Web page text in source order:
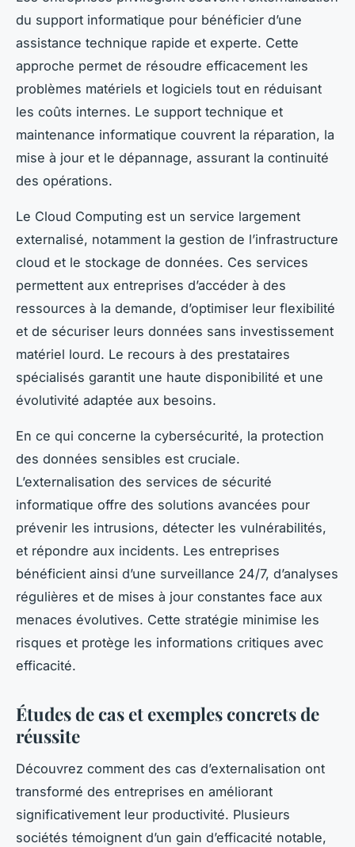
du support informatique pour bénéficier d’une
assistance technique rapide et experte. Cette
approche permet de résoudre efficacement les
problèmes matériels et logiciels tout en réduisant
les coûts internes. Le support technique et
maintenance informatique couvrent la réparation, la
mise à jour et le dépannage, assurant la continuité
des opérations.
Le Cloud Computing est un service largement
externalisé, notamment la gestion de l’infrastructure
cloud et le stockage de données. Ces services
permettent aux entreprises d’accéder à des
ressources à la demande, d’optimiser leur flexibilité
et de sécuriser leurs données sans investissement
matériel lourd. Le recours à des prestataires
spécialisés garantit une haute disponibilité et une
évolutivité adaptée aux besoins.
En ce qui concerne la cybersécurité, la protection
des données sensibles est cruciale.
L’externalisation des services de sécurité
informatique offre des solutions avancées pour
prévenir les intrusions, détecter les vulnérabilités,
et répondre aux incidents. Les entreprises
bénéficient ainsi d’une surveillance 24/7, d’analyses
régulières et de mises à jour constantes face aux
menaces évolutives. Cette stratégie minimise les
risques et protège les informations critiques avec
efficacité.
Études de cas et exemples concrets de
réussite
Découvrez comment des cas d’externalisation ont
transformé des entreprises en améliorant
significativement leur productivité. Plusieurs
sociétés témoignent d’un gain d’efficacité notable,